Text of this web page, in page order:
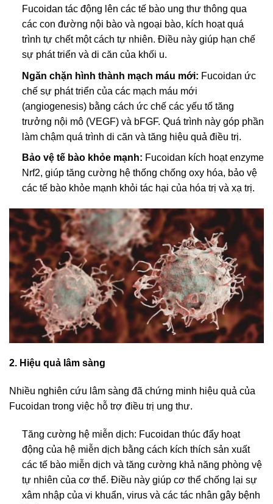
Fucoidan tác động lên các tế bào ung thư thông qua
các con đường nội bào và ngoại bào, kích hoạt quá
trình tự chết một cách tự nhiên. Điều này giúp hạn chế
sự phát triển và di căn của khối u.
Ngăn chặn hình thành mạch máu mới: Fucoidan ức
chế sự phát triển của các mạch máu mới
(angiogenesis) bằng cách ức chế các yếu tố tăng
trưởng nội mô (VEGF) và bFGF. Quá trình này góp phần
làm chậm quá trình di căn và tăng hiệu quả điều trị.
Bảo vệ tế bào khỏe mạnh: Fucoidan kích hoạt enzyme
Nrf2, giúp tăng cường hệ thống chống oxy hóa, bảo vệ
các tế bào khỏe mạnh khỏi tác hại của hóa trị và xạ trị.
2. Hiệu quả lâm sàng
Nhiều nghiên cứu lâm sàng đã chứng minh hiệu quả của
Fucoidan trong việc hỗ trợ điều trị ung thư.
Tăng cường hệ miễn dịch: Fucoidan thúc đẩy hoạt
động của hệ miễn dịch bằng cách kích thích sản xuất
các tế bào miễn dịch và tăng cường khả năng phòng vệ
tự nhiên của cơ thể. Điều này giúp cơ thể chống lại sự
xâm nhập của vi khuẩn, virus và các tác nhân gây bệnh